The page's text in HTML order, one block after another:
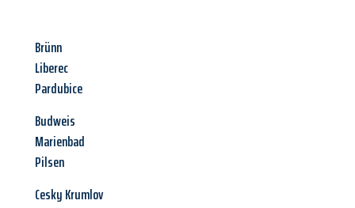
Brünn
Liberec
Pardubice
Budweis
Marienbad
Pilsen
Cesky Krumlov